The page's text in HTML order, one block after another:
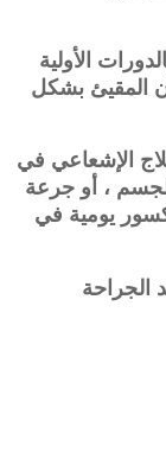
الأولية
المقيئ بشكل
الإشعاعي في
، أو جرعة
يومية في
الجراحة